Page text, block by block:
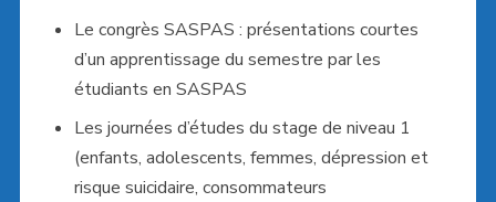
Le congrès SASPAS : présentations courtes
d’un apprentissage du semestre par les
étudiants en SASPAS
Les journées d’études du stage de niveau 1
(enfants, adolescents, femmes, dépression et
risque suicidaire, consommateurs